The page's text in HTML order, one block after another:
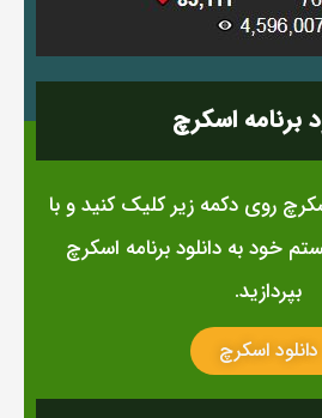
برنامه اسکرچ
روی دکمه زیر کلیک کنید و با
خود به دانلود برنامه اسکرچ
بپردازید.
دانلود اسکرچ